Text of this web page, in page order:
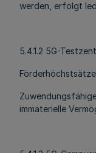
werden, erfolgt
5.4.1.2 5G-
immaterielle